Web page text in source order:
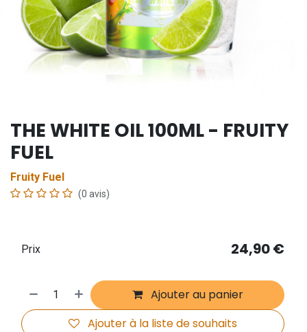
THE WHITE OIL 100ML - FRUITY
FUEL
Fruity Fuel
(0 avis)
Ajouter au panier
Ajouter à la liste de souhaits
Prix 24,90€